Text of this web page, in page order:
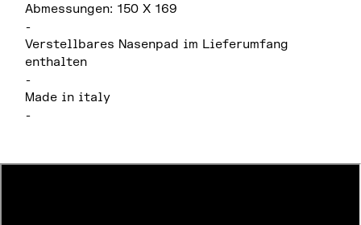
Abmessungen: 150 X 169
-
Verstellbares Nasenpad im Lieferumfang
enthalten
-
Made in italy
-